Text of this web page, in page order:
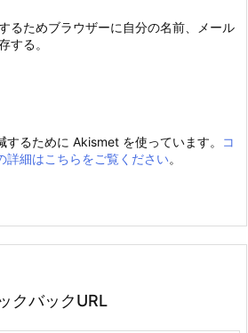
るためブラウザーに自分の名前、メール
する。
るために Akismet を使っています。
コ
詳細はこちらをご覧ください。
クバックURL